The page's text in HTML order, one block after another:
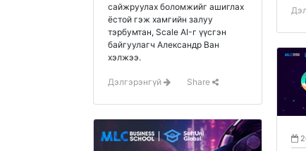
сайжруулах боломжийг ашиглах
ёстой гэж хамгийн залуу
тэрбумтан, Scale AI-г үүсгэн
байгуулагч Александр Ван
хэлжээ.
Дэлгэрэнгүй Share